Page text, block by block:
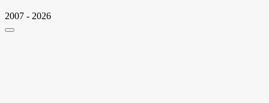
2007 - 2026